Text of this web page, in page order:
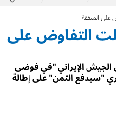
على الصفقة
التفاوض على
الجيش الإيراني "في فوضى
"سيدفع الثمن" على إطالة